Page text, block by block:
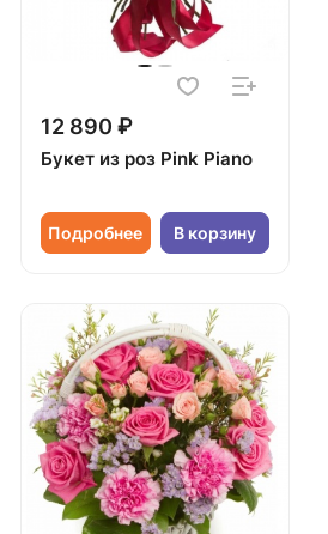
12 890 ₽
Букет из роз Pink Piano
Подробнее В корзину